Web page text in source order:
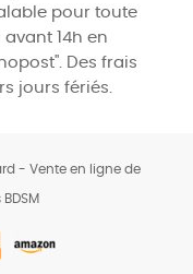
pour toute
14h en
Des frais
jours fériés.
- Vente en ligne de